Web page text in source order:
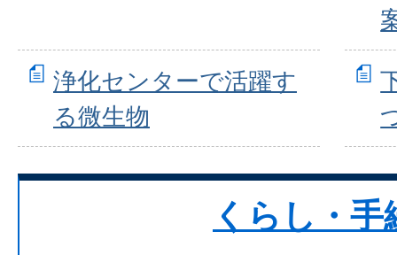
浄化センターで活躍す
る微生物
くらし・手